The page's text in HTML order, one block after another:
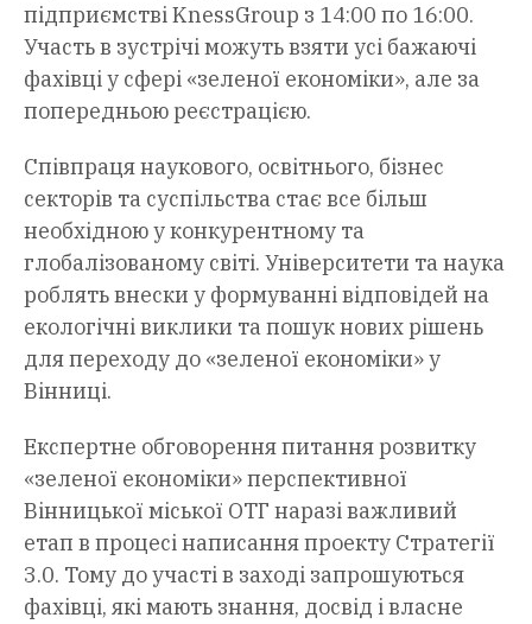
підприємстві KnessGroup з 14:00 по 16:00.
Участь в зустрічі можуть взяти усі бажаючі
фахівці у сфері «зеленої економіки», але за
попередньою реєстрацією.
Співпраця наукового, освітнього, бізнес
секторів та суспільства стає все більш
необхідною у конкурентному та
глобалізованому світі. Університети та наука
роблять внески у формуванні відповідей на
екологічні виклики та пошук нових рішень
для переходу до «зеленої економіки» у
Вінниці.
Експертне обговорення питання розвитку
«зеленої економіки» перспективної
Вінницької міської ОТГ наразі важливий
етап в процесі написання проекту Стратегії
3.0. Тому до участі в заході запрошуються
фахівці, які мають знання, досвід і власне